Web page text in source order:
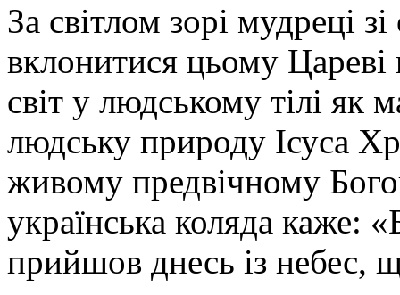
За світлом зорі мудреці
вклонитися цьому Цареві
світ у людському тілі як
людську природу Ісуса
живому предвічному
українська коляда каже:
прийшов днесь із небес,